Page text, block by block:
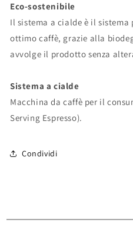
Eco-sostenibile
Il sistema a cialde è il
ottimo caffè, grazie alla
avvolge il prodotto senza
Sistema a cialde
Macchina da caffè per il
Serving Espresso).
Condividi